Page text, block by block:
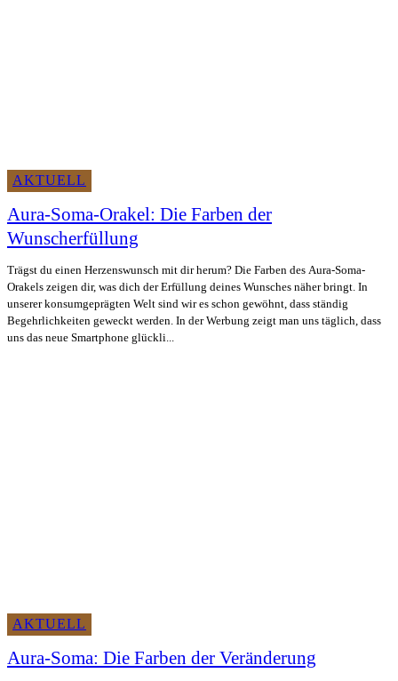
AKTUELL
Aura-Soma-Orakel: Die Farben der
Wunscherfüllung
Trägst du einen Herzenswunsch mit dir herum? Die Farben des Aura-Soma-
Orakels zeigen dir, was dich der Erfüllung deines Wunsches näher bringt. In
unserer konsumgeprägten Welt sind wir es schon gewöhnt, dass ständig
Begehrlichkeiten geweckt werden. In der Werbung zeigt man uns täglich, dass
uns das neue Smartphone glückli...
AKTUELL
Aura-Soma: Die Farben der Veränderung